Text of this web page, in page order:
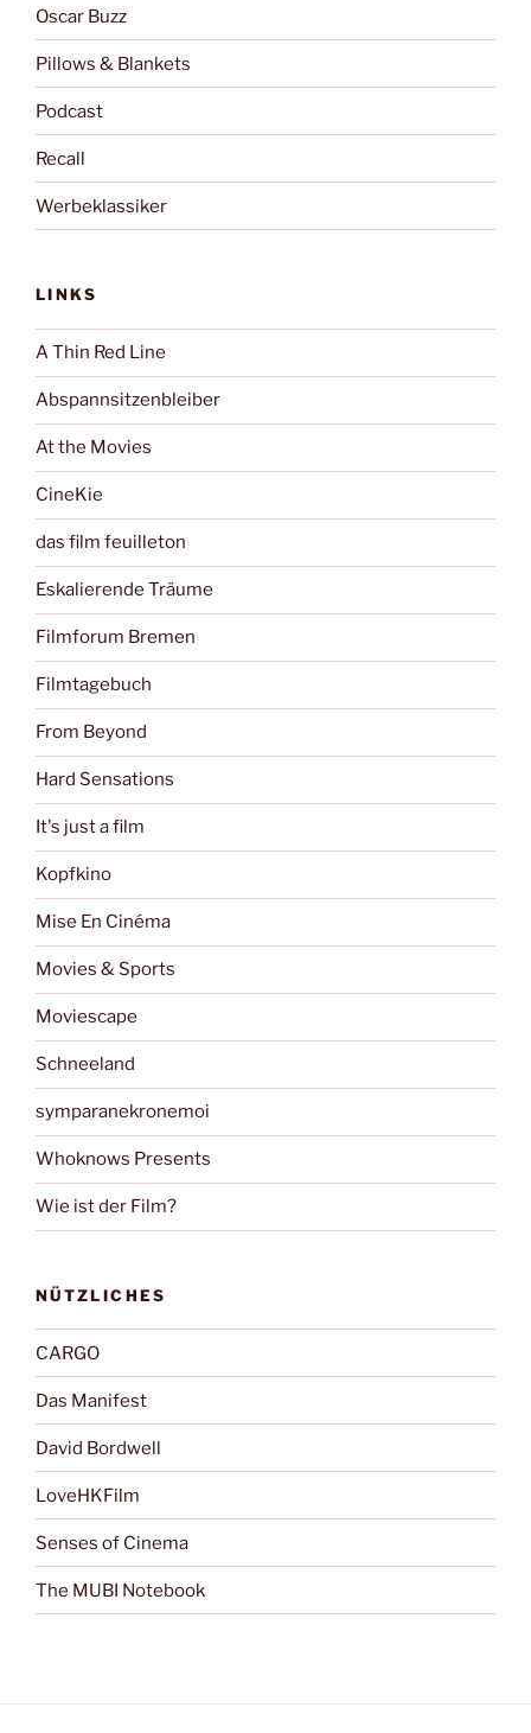
Oscar Buzz
Pillows & Blankets
Podcast
Recall
Werbeklassiker
LINKS
A Thin Red Line
Abspannsitzenbleiber
At the Movies
CineKie
das film feuilleton
Eskalierende Träume
Filmforum Bremen
Filmtagebuch
From Beyond
Hard Sensations
It's just a film
Kopfkino
Mise En Cinéma
Movies & Sports
Moviescape
Schneeland
symparanekronemoi
Whoknows Presents
Wie ist der Film?
NÜTZLICHES
CARGO
Das Manifest
David Bordwell
LoveHKFilm
Senses of Cinema
The MUBI Notebook